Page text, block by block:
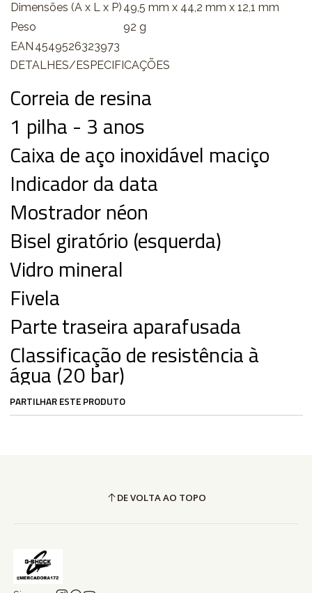
Dimensões (A x L x P) 49,5 mm x 44,2 mm x 12,1 mm
Peso
92 g
EAN 4549526323973
DETALHES/ESPECIFICAÇÕES
Correia de resina
1 pilha - 3 anos
Caixa de aço inoxidável maciço
Indicador da data
Mostrador néon
Bisel giratório (esquerda)
Vidro mineral
Fivela
Parte traseira aparafusada
Classificação de resistência à
água (20 bar)
PARTILHAR ESTE PRODUTO
DE VOLTA AO TOPO